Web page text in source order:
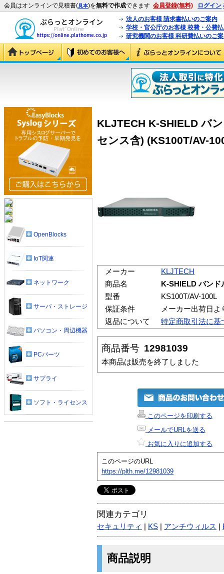
会員はオンラインで見積書(見本)を無料で作成できます 会員登録(無料) ログイン
法人のお客様 請求書払いのご案内
学校・官公庁のお客様 校費・公費
研究機関のお客様 科研費払いのご
KLJTECH K-SHIELD バ
センス含) (KS100T/AV-
メーカー
KLJTECH
商品名
K-SHIELD バン
型番
KS100T/AV-100L
保証条件
メーカー出荷日
返品について
特定商取引法に基
商品番号 12981039
本商品は販売を終了しました
このページを印刷する
メールでURLを送る
お気に入りに追加する
このページのURL
https://plth.me/12981039
関連カテゴリ
セキュリティ KS アンチウィルス
商品説明
OpenBlocks
IoT関連
ネットワーク
サーバ・ストレージ
パソコン・周辺機器
PCパーツ
サプライ
ソフト・ライセンス